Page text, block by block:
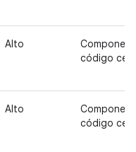
Alto
código
Alto
código